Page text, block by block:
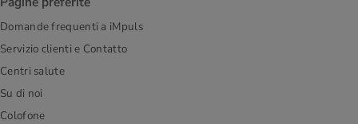
Domande frequenti a iMpuls
Servizio clienti e Contatto
Centri salute
Su di noi
Colofone